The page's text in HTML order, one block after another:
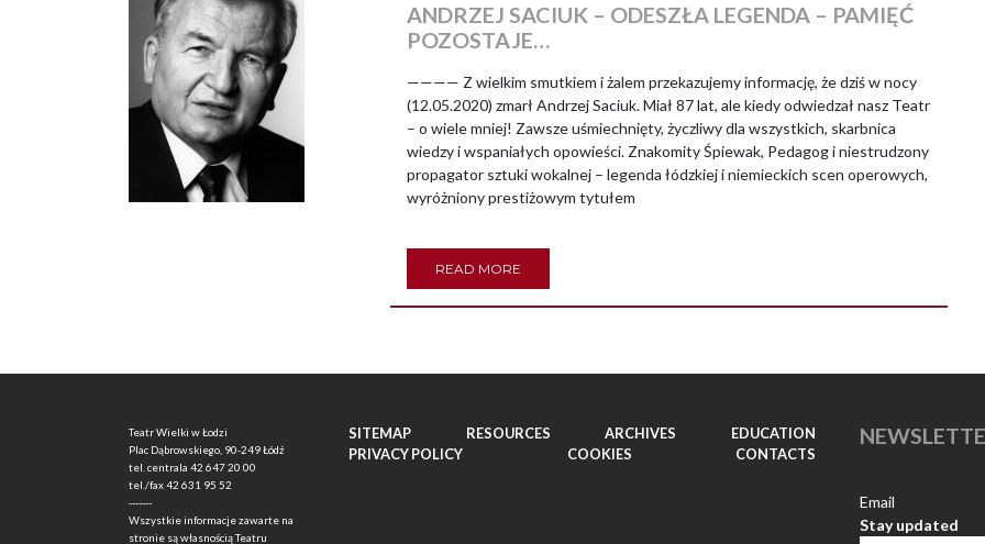
ANDRZEJ SACIUK – ODESZŁA LEGENDA – PAMIĘĆ
POZOSTAJE…
———— Z wielkim smutkiem i żalem przekazujemy informację, że dziś w nocy
(12.05.2020) zmarł Andrzej Saciuk. Miał 87 lat, ale kiedy odwiedzał nasz Teatr
– o wiele mniej! Zawsze uśmiechnięty, życzliwy dla wszystkich, skarbnica
wiedzy i wspaniałych opowieści. Znakomity Śpiewak, Pedagog i niestrudzony
propagator sztuki wokalnej – legenda łódzkiej i niemieckich scen operowych,
wyróżniony prestiżowym tytułem
READ MORE
Teatr Wielki w Łodzi
Plac Dąbrowskiego, 90-249 Łódź
tel. centrala 42 647 20 00
tel./fax42 631 95 52
-------
Wszystkie informacje zawarte na
stronie są własnością Teatru
SITEMAP RESOURCES ARCHIVES
EDUCATION
PRIVACY POLICY
COOKIES CONTACTS
Email
Stay updated